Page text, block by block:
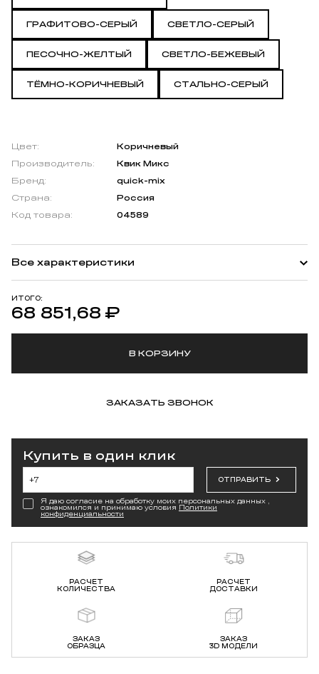
ГРАФИТОВО-СЕРЫЙ СВЕТЛО-СЕРЫЙ
ПЕСОЧНО-ЖЕЛТЫЙ СВЕТЛО-БЕЖЕВЫЙ
ТЁМНО-КОРИЧНЕВЫЙ СТАЛЬНО-СЕРЫЙ
ИТОГО:
68 851,68 ₽
В КОРЗИНУ
ЗАКАЗАТЬ ЗВОНОК
Цвет:
Коричневый
Производитель:
Квик Микс
Бренд:
quick-mix
Страна:
Россия
Код товара:
04589
Все характеристики
Купить в один клик
ОТПРАВИТЬ
Я даю согласие на обработку моих персональных данных ,
ознакомился и принимаю условия Политики
конфиденциальности
РАСЧЕТ
КОЛИЧЕСТВА
РАСЧЕТ
ДОСТАВКИ
ЗАКАЗ
ОБРАЗЦА
ЗАКАЗ
3D МОДЕЛИ